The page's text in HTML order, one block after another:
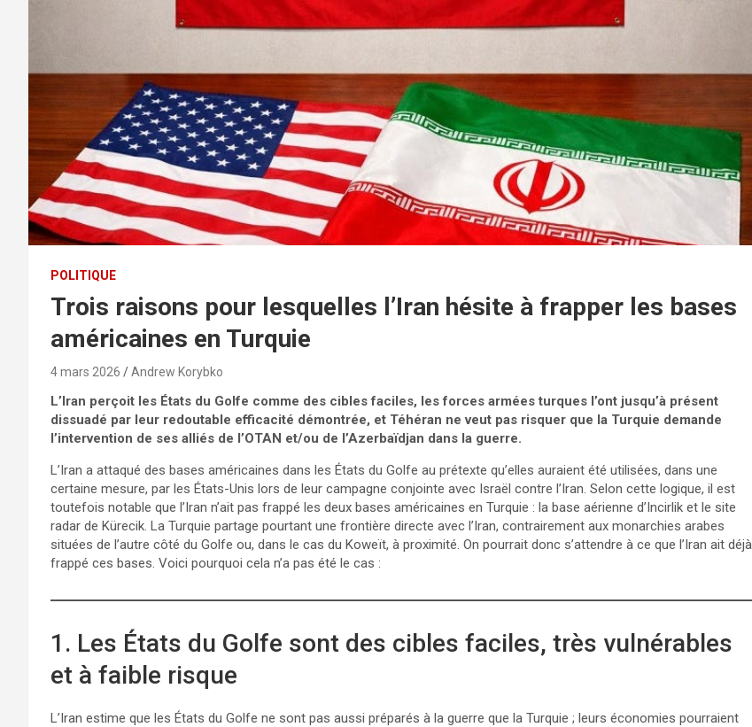
POLITIQUE
Trois raisons pour lesquelles l’Iran hésite à frapper les bases
américaines en Turquie
4 mars 2026 Andrew Korybko
L’Iran perçoit les États du Golfe comme des cibles faciles, les forces armées turques l’ont jusqu’à présent
dissuadé par leur redoutable efficacité démontrée, et Téhéran ne veut pas risquer que la Turquie demande
l’intervention de ses alliés de l’OTAN et/ou de l’Azerbaïdjan dans la guerre.
L’Iran a attaqué des bases américaines dans les États du Golfe au prétexte qu’elles auraient été utilisées, dans une
certaine mesure, par les États-Unis lors de leur campagne conjointe avec Israël contre l’Iran. Selon cette logique, il est
toutefois notable que l’Iran n’ait pas frappé les deux bases américaines en Turquie : la base aérienne d’Incirlik et le site
radar de Kürecik. La Turquie partage pourtant une frontière directe avec l’Iran, contrairement aux monarchies arabes
situées de l’autre côté du Golfe ou, dans le cas du Koweït, à proximité. On pourrait donc s’attendre à ce que l’Iran ait déjà
frappé ces bases. Voici pourquoi cela n’a pas été le cas :
1. Les États du Golfe sont des cibles faciles, très vulnérables
et à faible risque
L’Iran estime que les États du Golfe ne sont pas aussi préparés à la guerre que la Turquie ; leurs économies pourraient